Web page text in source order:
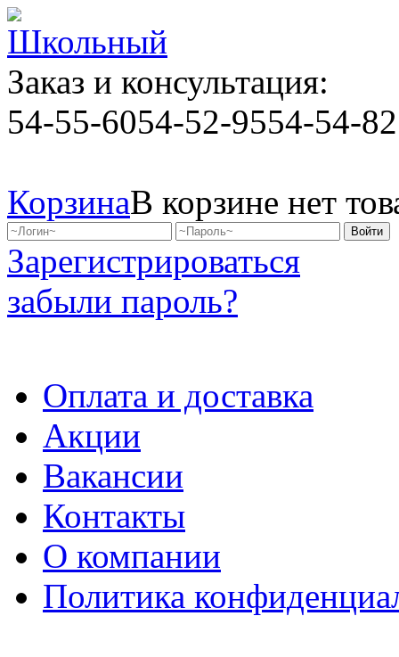
Заказ и консультация:
54-55-6054-52-9554-54-82
КорзинаВ корзине нет
Зарегистрироваться
забыли пароль?
Оплата и доставка
Акции
Вакансии
Контакты
О компании
Политика